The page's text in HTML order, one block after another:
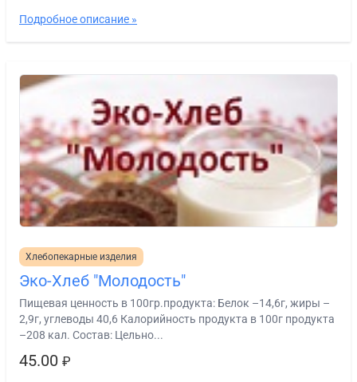
Подробное описание »
Хлебопекарные изделия
Эко-Хлеб "Молодость"
Пищевая ценность в 100гр.продукта: Белок –14,6г, жиры –
2,9г, углеводы 40,6 Калорийность продукта в 100г продукта
–208 кал. Состав: Цельно...
45.00 ₽